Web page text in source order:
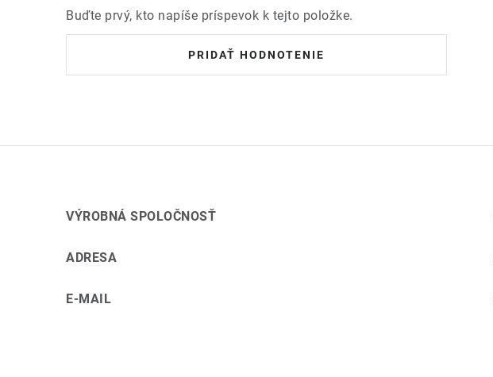
Buďte prvý, kto napíše príspevok k tejto položke.
PRIDAŤ HODNOTENIE
VÝROBNÁ SPOLOČNOSŤ
ADRESA
E-MAIL